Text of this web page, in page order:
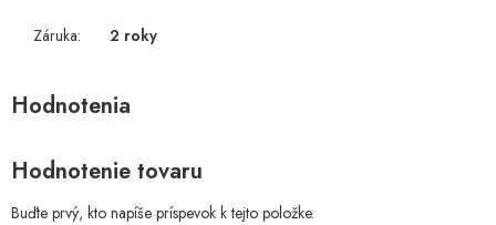
Záruka: 2 roky
Hodnotenie tovaru
Buďte prvý, kto napíše príspevok k tejto položke.